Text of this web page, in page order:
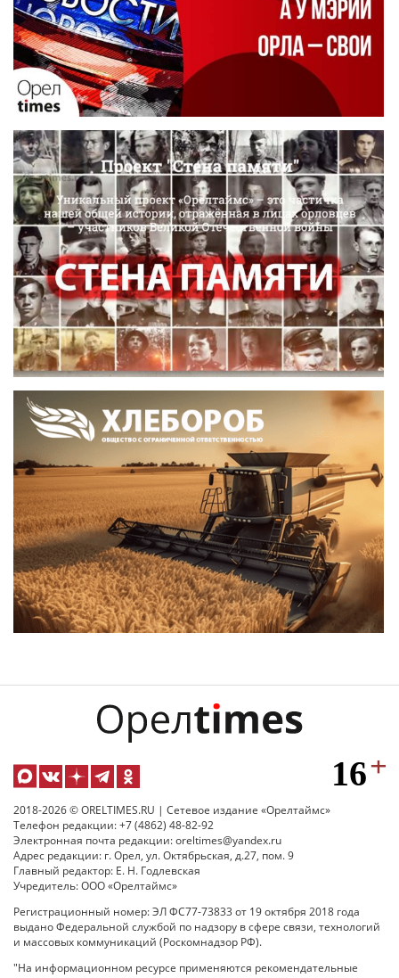
2018-2026 © ORELTIMES.RU | Сетевое издание «Орелтаймс»
Телефон редакции: +7 (4862) 48-82-92
Электронная почта редакции: oreltimes@yandex.ru
Адрес редакции: г. Орел, ул. Октябрьская, д.27, пом. 9
Главный редактор: Е. Н. Годлевская
Учредитель: ООО «Орелтаймс»
Регистрационный номер: ЭЛ ФС77-73833 от 19 октября 2018 года
выдано Федеральной службой по надзору в сфере связи, технологий
и массовых коммуникаций (Роскомнадзор РФ).
"На информационном ресурсе применяются рекомендательные